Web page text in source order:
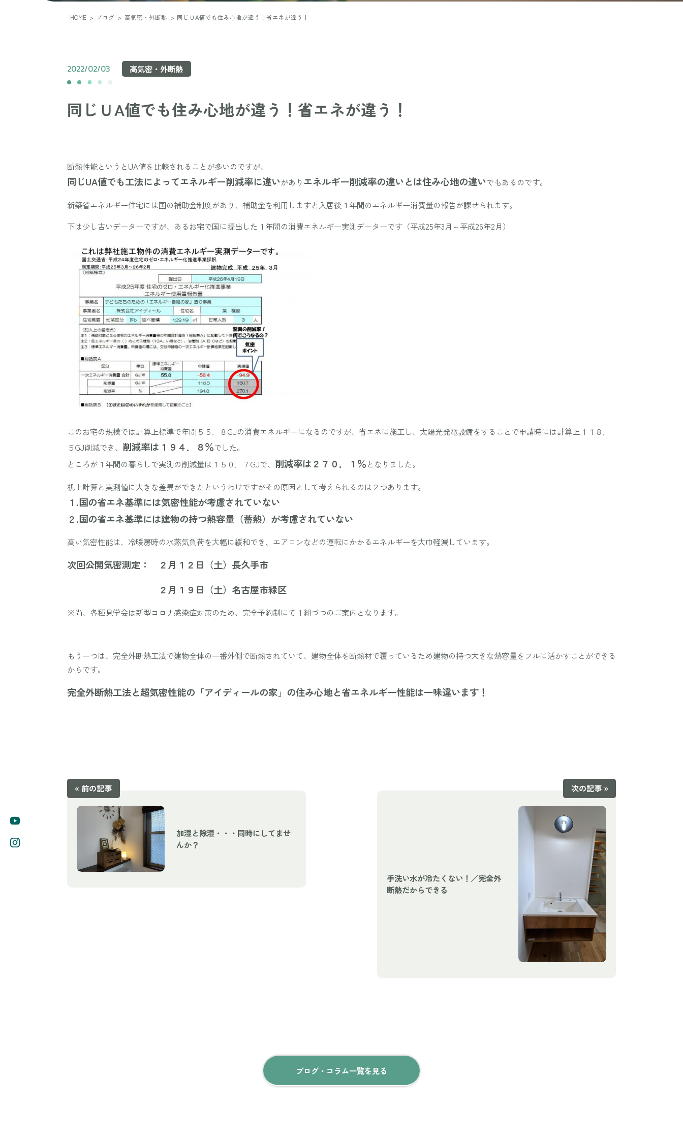
HOME > ブログ > 高気密・外断熱 > 同じＵA値でも住み心地が違う！省エネが違う！
2022/02/03 高気密・外断熱
同じＵA値でも住み心地が違う！省エネが違う！
断熱性能というとUA値を比較されることが多いのですが、
同じUA値でも工法によってエネルギー削減率に違いがあり エネルギー削減率の違いとは住み心地の違いでもあるのです。
新築省エネルギー住宅には国の補助金制度があり、補助金を利用しますと入居後１年間のエネルギー消費量の報告が課せられます。
下は少し古いデーターですが、あるお宅で国に提出した１年間の消費エネルギー実測データーです（平成25年3月～平成26年2月）
このお宅の規模では計算上標準で年間５５．８GJの消費エネルギーになるのですが、省エネに施工し、太陽光発電設備をすることで申請時には計算上１１８．
５GJ削減でき、 削減率は１９４．８％でした。
ところが１年間の暮らしで実測の削減量は１５０．７GJで、 削減率は２７０．１％となりました。
机上計算と実測値に大きな差異ができたというわけですがその原因として考えられるのは２つあります。
１.国の省エネ基準には気密性能が考慮されていない
２.国の省エネ基準には建物の持つ熱容量（蓄熱）が考慮されていない
高い気密性能は、冷暖房時の水蒸気負荷を大幅に緩和でき、エアコンなどの運転にかかるエネルギーを大巾軽減しています。
次回公開気密測定： ２月１２日（土）長久手市
２月１９日（土）名古屋市緑区
※尚、各種見学会は新型コロナ感染症対策のため、完全予約制にて１組づつのご案内となります。
もう一つは、完全外断熱工法で建物全体の一番外側で断熱されていて、建物全体を断熱材で覆っているため建物の持つ大きな熱容量をフルに活かすことができる
からです。
完全外断熱工法と超気密性能の「アイディールの家」の住み心地と省エネルギー性能は一味違います！
« 前の記事
加湿と除湿・・・同時にしてませ
んか？
次の記事 »
手洗い水が冷たくない！／完全外
断熱だからできる
ブログ・コラム一覧を見る